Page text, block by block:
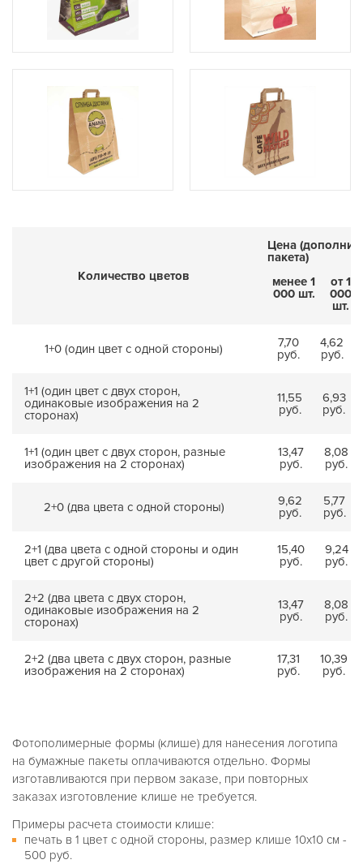
Количество цветов
Цена
пакета)
менее 1
000 шт.
от 1
000
шт.
1+0 (один цвет с одной стороны)
7,70
руб.
4,62
руб.
1+1 (один цвет с двух сторон,
одинаковые изображения на 2
сторонах)
11,55
руб.
6,93
руб.
1+1 (один цвет с двух сторон, разные
изображения на 2 сторонах)
13,47
руб.
8,08
руб.
2+0 (два цвета с одной стороны)
9,62
руб.
5,77
руб.
2+1 (два цвета с одной стороны и один
цвет с другой стороны)
15,40
руб.
9,24
руб.
2+2 (два цвета с двух сторон,
одинаковые изображения на 2
сторонах)
13,47
руб.
8,08
руб.
2+2 (два цвета с двух сторон, разные
изображения на 2 сторонах)
17,31
руб.
10,39
руб.
Фотополимерные формы (клише) для нанесения логотипа
на бумажные пакеты оплачиваются отдельно. Формы
изготавливаются при первом заказе, при повторных
заказах изготовление клише не требуется.
Примеры расчета стоимости клише:
печать в 1 цвет с одной стороны, размер клише 10х10 см -
500 руб.